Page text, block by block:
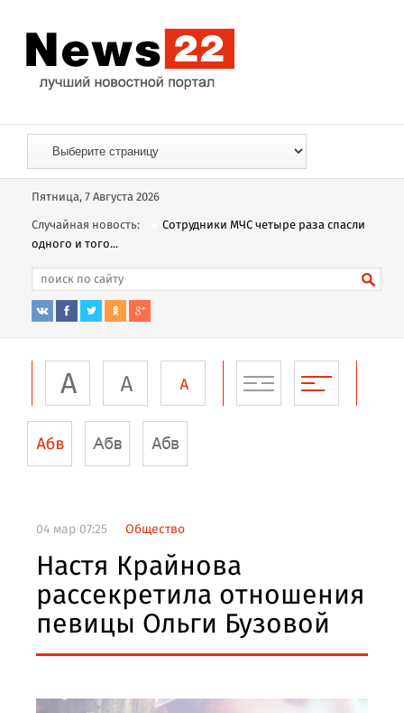
Пятница, 7 Августа 2026
Случайная новость:
Сотрудники МЧС четыре раза спасли
одного и того...
04 мар 07:25 Общество
Настя Крайнова
рассекретила отношения
певицы Ольги Бузовой